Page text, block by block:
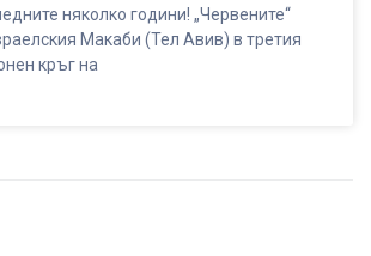
няколко години! „Червените“
Макаби (Тел Авив) в третия
кръг на